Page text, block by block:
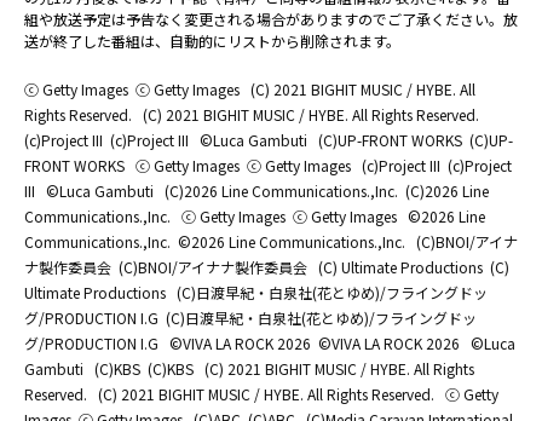
組や放送予定は予告なく変更される場合がありますのでご了承ください。放
送が終了した番組は、自動的にリストから削除されます。
ⓒ Getty Images ⓒ Getty Images (C) 2021 BIGHIT MUSIC / HYBE. All
Rights Reserved. (C) 2021 BIGHIT MUSIC / HYBE. All Rights Reserved.
(c)Project III (c)Project III ©Luca Gambuti (C)UP-FRONT WORKS (C)UP-
FRONT WORKS ⓒ Getty Images ⓒ Getty Images (c)Project III (c)Project
III ©Luca Gambuti (C)2026 Line Communications.,Inc. (C)2026 Line
Communications.,Inc. ⓒ Getty Images ⓒ Getty Images ©2026 Line
Communications.,Inc. ©2026 Line Communications.,Inc. (C)BNOI/アイナ
ナ製作委員会 (C)BNOI/アイナナ製作委員会 (C) Ultimate Productions (C)
Ultimate Productions (C)日渡早紀・白泉社(花とゆめ)/フライングドッ
グ/PRODUCTION I.G (C)日渡早紀・白泉社(花とゆめ)/フライングドッ
グ/PRODUCTION I.G ©️VIVA LA ROCK 2026 ©️VIVA LA ROCK 2026 ©Luca
Gambuti (C)KBS (C)KBS (C) 2021 BIGHIT MUSIC / HYBE. All Rights
Reserved. (C) 2021 BIGHIT MUSIC / HYBE. All Rights Reserved. ⓒ Getty